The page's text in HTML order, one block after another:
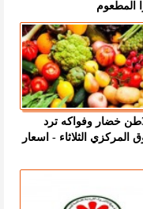
المطعوم
3341طن خضار وفواكه ترد
المركزي الثلاثاء - اسعار